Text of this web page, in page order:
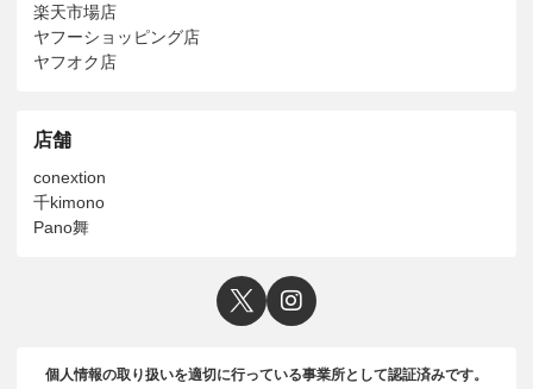
楽天市場店
ヤフーショッピング店
ヤフオク店
店舗
conextion
千kimono
Pano舞
個人情報の取り扱いを適切に行っている事業所として認証済みです。